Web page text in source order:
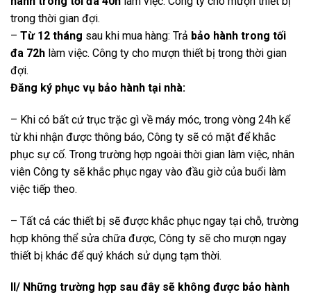
trong thời gian đợi.
– Từ 12 tháng sau khi mua hàng: Trả bảo hành trong tối
đa 72h làm việc. Công ty cho mượn thiết bị trong thời gian
đợi.
Đăng ký phục vụ bảo hành tại nhà:
– Khi có bất cứ trục trặc gì về máy móc, trong vòng 24h kể
từ khi nhận được thông báo, Công ty sẽ có mặt để khắc
phục sự cố. Trong trường hợp ngoài thời gian làm việc, nhân
viên Công ty sẽ khắc phục ngay vào đầu giờ của buổi làm
việc tiếp theo.
– Tất cả các thiết bị sẽ được khắc phục ngay tại chỗ, trường
hợp không thể sửa chữa được, Công ty sẽ cho mượn ngay
thiết bị khác để quý khách sử dụng tạm thời.
II/ Những trường hợp sau đây sẽ không được bảo hành